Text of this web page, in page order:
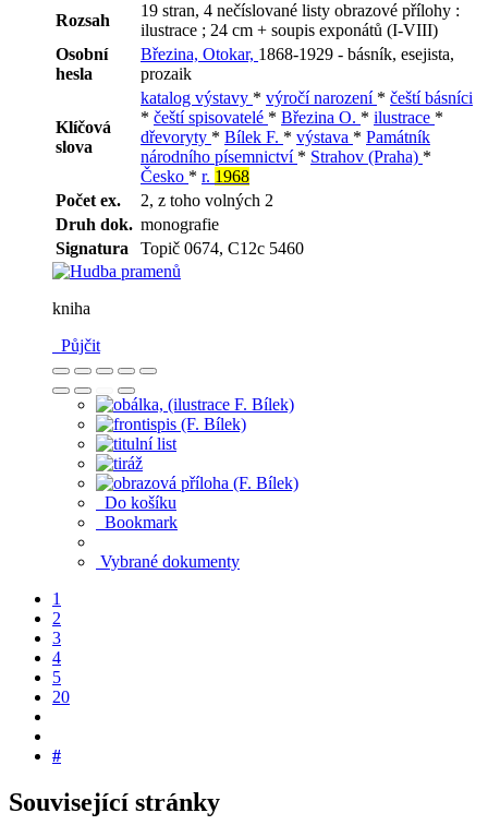
Rozsah
19 stran, 4 nečíslované listy obrazové přílohy :
ilustrace ; 24 cm + soupis exponátů (I-VIII)
Osobní
hesla
Březina, Otokar, 1868-1929 - básník, esejista,
prozaik
Klíčová
slova
katalog výstavy * výročí narození * čeští básníci
* čeští spisovatelé * Březina O. * ilustrace *
dřevoryty * Bílek F. * výstava * Památník
národního písemnictví * Strahov (Praha) *
Česko * r. 1968
Počet ex.
2, z toho volných 2
Druh dok. monografie
Signatura
Topič 0674, C12c 5460
kniha
Půjčit
Do košíku
Bookmark
Vybrané dokumenty
1
2
3
4
5
20
#
Související stránky